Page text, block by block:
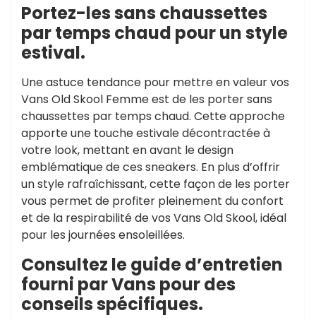
Portez-les sans chaussettes
par temps chaud pour un style
estival.
Une astuce tendance pour mettre en valeur vos
Vans Old Skool Femme est de les porter sans
chaussettes par temps chaud. Cette approche
apporte une touche estivale décontractée à
votre look, mettant en avant le design
emblématique de ces sneakers. En plus d’offrir
un style rafraîchissant, cette façon de les porter
vous permet de profiter pleinement du confort
et de la respirabilité de vos Vans Old Skool, idéal
pour les journées ensoleillées.
Consultez le guide d’entretien
fourni par Vans pour des
conseils spécifiques.